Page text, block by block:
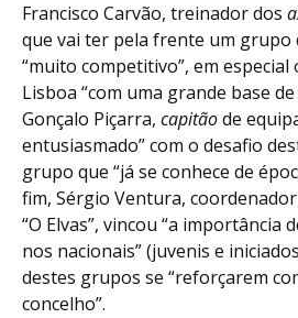
Francisco Carvão, treinador dos
que vai ter pela frente um grupo
“muito competitivo”, em especial
Lisboa “com uma grande base
Gonçalo Piçarra, capitãode
entusiasmado” com o desafio
grupo que “já se conhece de
fim, Sérgio Ventura,
“O Elvas”, vincou “a importância
nos nacionais” (juvenis e
destes grupos se “reforçarem
concelho”.